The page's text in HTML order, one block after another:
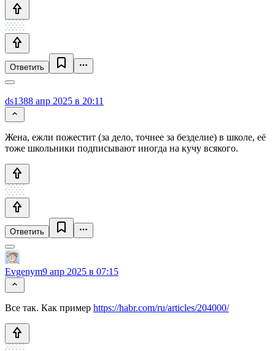
Ответить
ds1388 апр 2025 в 20:11
Жена, ежли пожестит (за дело, точнее за безделие) в школе, её
тоже школьники подписывают иногда на кучу всякого.
Ответить
Evgenym9 апр 2025 в 07:15
Все так. Как пример https://habr.com/ru/articles/204000/